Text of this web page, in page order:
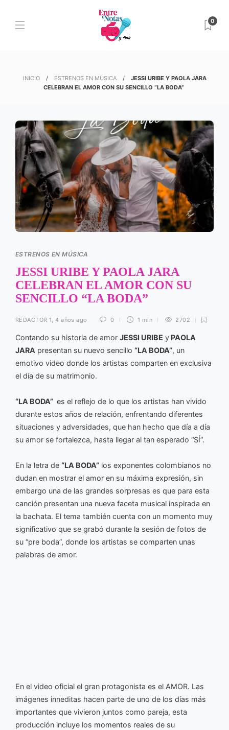
0
INICIO ESTRENOS EN MÚSICA
JESSI URIBE Y PAOLA JARA
CELEBRAN EL AMOR CON SU SENCILLO “LA BODA”
ESTRENOS EN MÚSICA
JESSI URIBE Y PAOLA JARA
CELEBRAN EL AMOR CON SU
SENCILLO “LA BODA”
REDACTOR 1,4 años ago 0 1 min 2702
Contando su historia de amor JESSI URIBE y PAOLA
JARA presentan su nuevo sencillo “LA BODA”, un
emotivo video donde los artistas comparten en exclusiva
el día de su matrimonio.
“LA BODA” es el reflejo de lo que los artistas han vivido
durante estos años de relación, enfrentando diferentes
situaciones y adversidades, que han hecho que día a día
su amor se fortalezca, hasta llegar al tan esperado “SÍ”.
En la letra de “LA BODA” los exponentes colombianos no
dudan en mostrar el amor en su máxima expresión, sin
embargo una de las grandes sorpresas es que para esta
canción presentan una nueva faceta musical inspirada en
la bachata. El tema también cuenta con un momento muy
significativo que se grabó durante la sesión de fotos de
su “pre boda”, donde los artistas se comparten unas
palabras de amor.
En el video oficial el gran protagonista es el AMOR. Las
imágenes inneditas hacen parte de uno de los días más
importantes que vivieron juntos como pareja, esta
producción incluye los momentos reales de su